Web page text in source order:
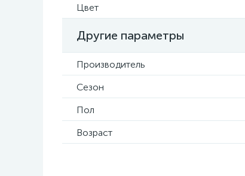
Цвет
Другие параметры
Производитель
Сезон
Пол
Возраст